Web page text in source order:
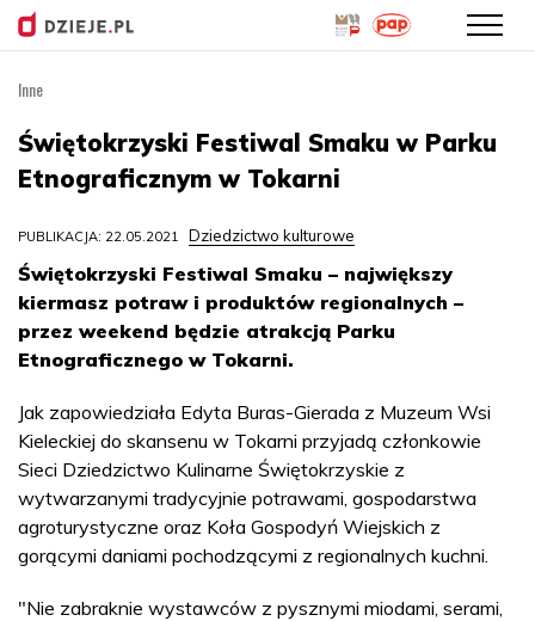
treści
Inne
Świętokrzyski Festiwal Smaku w Parku
Etnograficznym w Tokarni
PUBLIKACJA: 22.05.2021 Dziedzictwo kulturowe
Świętokrzyski Festiwal Smaku – największy
kiermasz potraw i produktów regionalnych –
przez weekend będzie atrakcją Parku
Etnograficznego w Tokarni.
Jak zapowiedziała Edyta Buras-Gierada z Muzeum Wsi
Kieleckiej do skansenu w Tokarni przyjadą członkowie
Sieci Dziedzictwo Kulinarne Świętokrzyskie z
wytwarzanymi tradycyjnie potrawami, gospodarstwa
agroturystyczne oraz Koła Gospodyń Wiejskich z
gorącymi daniami pochodzącymi z regionalnych kuchni.
"Nie zabraknie wystawców z pysznymi miodami, serami,